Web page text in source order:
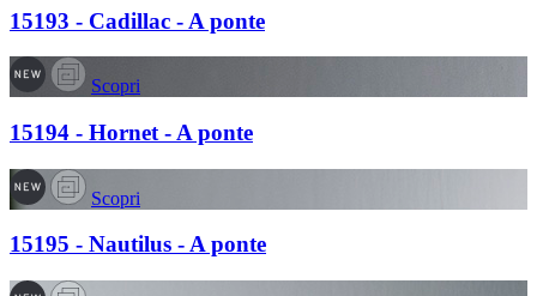
15193 - Cadillac - A ponte
Scopri
15194 - Hornet - A ponte
Scopri
15195 - Nautilus - A ponte